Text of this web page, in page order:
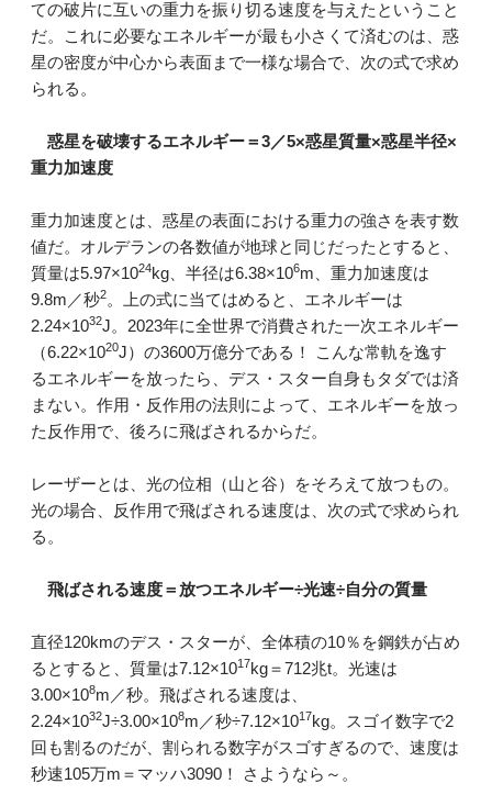
ての破片に互いの重力を振り切る速度を与えたということ
だ。これに必要なエネルギーが最も小さくて済むのは、惑
星の密度が中心から表面まで一様な場合で、次の式で求め
られる。
惑星を破壊するエネルギー＝3／5×惑星質量×惑星半径×
重力加速度
重力加速度とは、惑星の表面における重力の強さを表す数
値だ。オルデランの各数値が地球と同じだったとすると、
質量は5.97×1024kg、半径は6.38×106m、重力加速度は
9.8m／秒2。上の式に当てはめると、エネルギーは
2.24×1032J。2023年に全世界で消費された一次エネルギー
（6.22×1020J）の3600万億分である！ こんな常軌を逸す
るエネルギーを放ったら、デス・スター自身もタダでは済
まない。作用・反作用の法則によって、エネルギーを放っ
た反作用で、後ろに飛ばされるからだ。
レーザーとは、光の位相（山と谷）をそろえて放つもの。
光の場合、反作用で飛ばされる速度は、次の式で求められ
る。
飛ばされる速度＝放つエネルギー÷光速÷自分の質量
直径120kmのデス・スターが、全体積の10％を鋼鉄が占め
るとすると、質量は7.12×1017kg＝712兆t。光速は
3.00×108m／秒。飛ばされる速度は、
2.24×1032J÷3.00×108m／秒÷7.12×1017kg。スゴイ数字で2
回も割るのだが、割られる数字がスゴすぎるので、速度は
秒速105万m＝マッハ3090！ さようなら～。